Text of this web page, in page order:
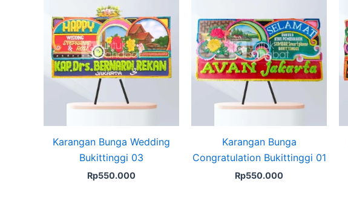
Karangan Bunga Wedding
Bukittinggi 03
Rp550.000
Karangan Bunga
Congratulation Bukittinggi 01
Rp550.000